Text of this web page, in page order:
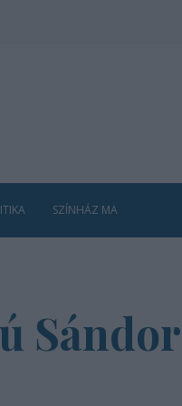
SZÍNHÁZ MA